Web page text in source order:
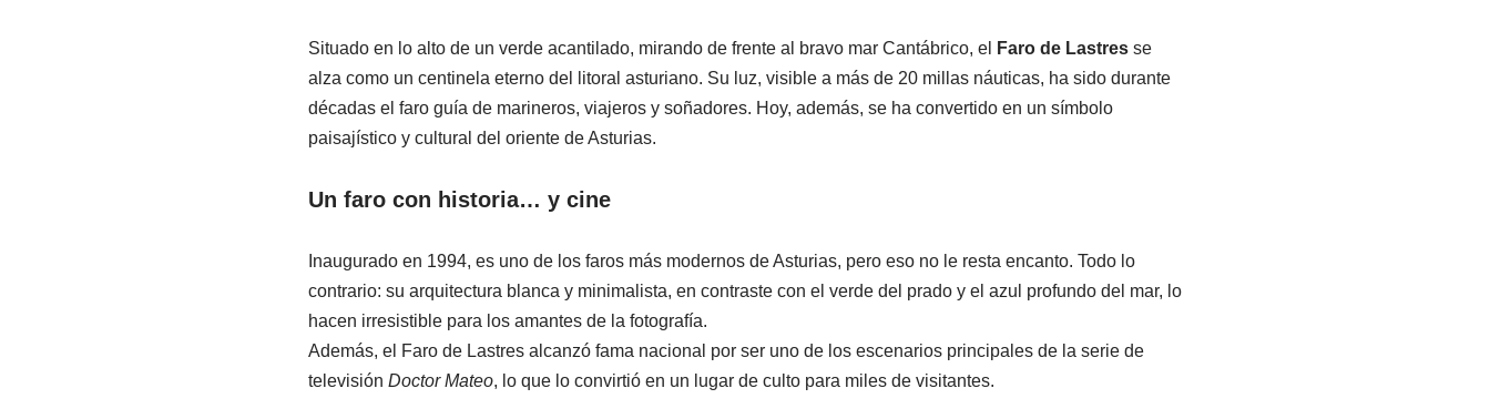
Situado en lo alto de un verde acantilado, mirando de frente al bravo mar Cantábrico, el Faro de Lastresse
alza como un centinela eterno del litoral asturiano. Su luz, visible a más de 20 millas náuticas, ha sido durante
décadas el faro guía de marineros, viajeros y soñadores. Hoy, además, se ha convertido en un símbolo
paisajístico y cultural del oriente de Asturias.
Un faro con historia… y cine
Inaugurado en 1994, es uno de los faros más modernos de Asturias, pero eso no le resta encanto. Todo lo
contrario: su arquitectura blanca y minimalista, en contraste con el verde del prado y el azul profundo del mar, lo
hacen irresistible para los amantes de la fotografía.
Además, el Faro de Lastres alcanzó fama nacional por ser uno de los escenarios principales de la serie de
televisión Doctor Mateo, lo que lo convirtió en un lugar de culto para miles de visitantes.